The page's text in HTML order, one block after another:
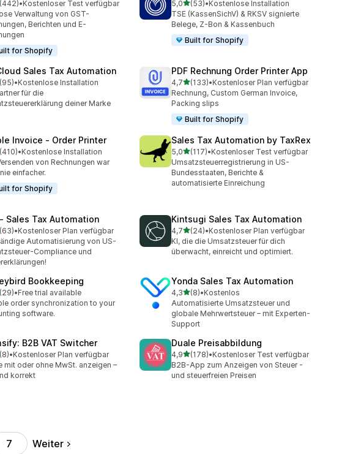
5 Sternen
(442) insgesamt
•Kostenloser Test verfügbar
Verwaltung von GST-
Berichten und E-
for Shopify
5,0von 5 Sternen
(53)
53 Rezensionen insgesamt
•Kostenlose Installation
TSE (KassenSichV) & RKSV signierte
Belege, Z-Bon & Kassenbuch
Built for Shopify
Sales Tax Automation
5 Sternen
(95) insgesamt
•Kostenlose Installation
für die
deiner Marke
PDF Rechnung Order Printer App
4,7von 5 Sternen
(133)
133 Rezensionen insgesamt
•Kostenloser Plan verfügbar
Rechnung, Custom German Invoice,
Packing slips
Built for Shopify
Invoice ‑ Order Printer
5 Sternen
(410) insgesamt
•Kostenlose Installation
von Rechnungen war
einfacher.
for Shopify
Sales Tax Automation by TaxRex
5,0von 5 Sternen
(117)
117 Rezensionen insgesamt
•Kostenloser Test verfügbar
Umsatzsteuerregistrierung in US-
Bundesstaaten, Berichte &
automatisierte Einreichung
Sales Tax Automation
5 Sternen
(63) insgesamt
•Kostenloser Plan verfügbar
Automatisierung von US-
Compliance und
Kintsugi Sales Tax Automation
4,7von 5 Sternen
(24)
24 Rezensionen insgesamt
•Kostenloser Plan verfügbar
KI, die die Umsatzsteuer für dich
überwacht, einreicht und optimiert.
Bookkeeping
5 Sternen
(29) insgesamt
•Free trial available
order synchronization to your
software.
Yonda Sales Tax Automation
4,3von 5 Sternen
(8)
8 Rezensionen insgesamt
•Kostenlos
Automatisierte Umsatzsteuer und
globale Mehrwertsteuer – mit Experten-
Support
B2B VAT Switcher
5 Sternen
(8) insgesamt
•Kostenloser Plan verfügbar
mit oder ohne MwSt. anzeigen –
korrekt
Duale Preisabbildung
4,9von 5 Sternen
(178)
178 Rezensionen insgesamt
•Kostenloser Test verfügbar
B2B-App zum Anzeigen von Steuer -
und steuerfreien Preisen
7 Weiter